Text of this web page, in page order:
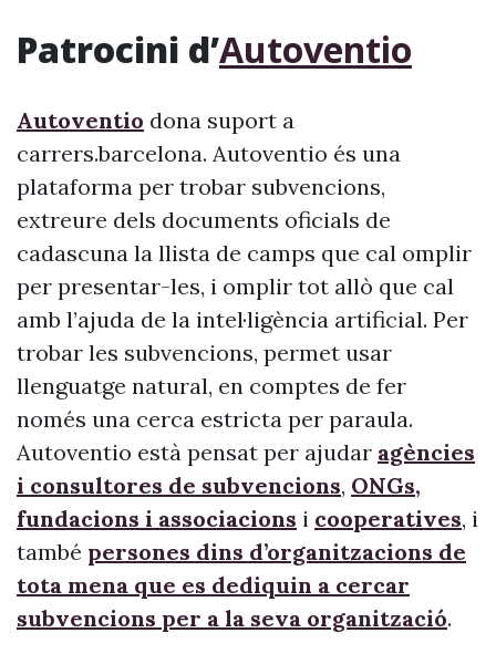
Patrocini d’Autoventio
Autoventio dona suport a
carrers.barcelona. Autoventio és una
plataforma per trobar subvencions,
extreure dels documents oficials de
cadascuna la llista de camps que cal omplir
per presentar-les, i omplir tot allò que cal
amb l’ajuda de la intel·ligència artificial. Per
trobar les subvencions, permet usar
llenguatge natural, en comptes de fer
només una cerca estricta per paraula.
Autoventio està pensat per ajudar agències
i consultores de subvencions, ONGs,
fundacions i associacions i cooperatives, i
també persones dins d’organitzacions de
tota mena que es dediquin a cercar
subvencions per a la seva organització.